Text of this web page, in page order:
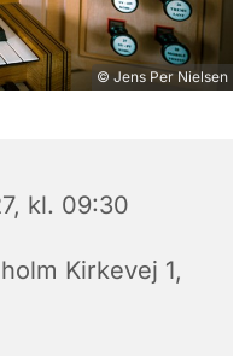
© Jens Per Nielsen
kl. 09:30
Kirkevej 1,